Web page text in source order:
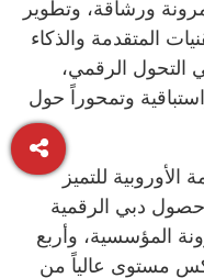
ورشاقة، وتطوير
المتقدمة والذكاء
التحول الرقمي،
وتمحوراً حول
للتميز
دبي الرقمية
المؤسسية، وأربع
مستوى عالياً من